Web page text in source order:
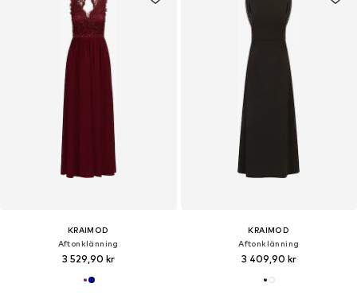
KRAIMOD
Aftonklänning
3 529,90 kr
KRAIMOD
Aftonklänning
3 409,90 kr